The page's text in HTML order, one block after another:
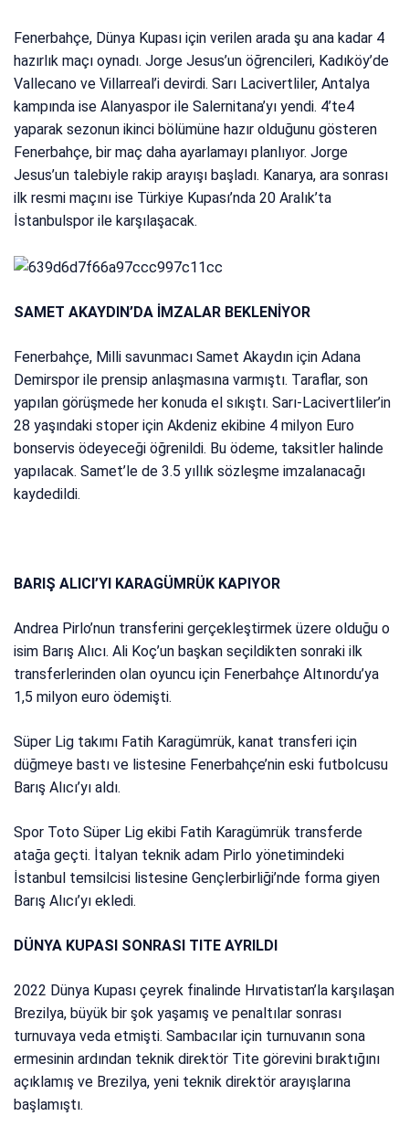
Fenerbahçe, Dünya Kupası için verilen arada şu ana kadar 4
hazırlık maçı oynadı. Jorge Jesus’un öğrencileri, Kadıköy’de
Vallecano ve Villarreal’i devirdi. Sarı Lacivertliler, Antalya
kampında ise Alanyaspor ile Salernitana’yı yendi. 4’te4
yaparak sezonun ikinci bölümüne hazır olduğunu gösteren
Fenerbahçe, bir maç daha ayarlamayı planlıyor. Jorge
Jesus’un talebiyle rakip arayışı başladı. Kanarya, ara sonrası
ilk resmi maçını ise Türkiye Kupası’nda 20 Aralık’ta
İstanbulspor ile karşılaşacak.
SAMET AKAYDIN’DA İMZALAR BEKLENİYOR
Fenerbahçe, Milli savunmacı Samet Akaydın için Adana
Demirspor ile prensip anlaşmasına varmıştı. Taraflar, son
yapılan görüşmede her konuda el sıkıştı. Sarı-Lacivertliler’in
28 yaşındaki stoper için Akdeniz ekibine 4 milyon Euro
bonservis ödeyeceği öğrenildi. Bu ödeme, taksitler halinde
yapılacak. Samet’le de 3.5 yıllık sözleşme imzalanacağı
kaydedildi.
BARIŞ ALICI’YI KARAGÜMRÜK KAPIYOR
Andrea Pirlo’nun transferini gerçekleştirmek üzere olduğu o
isim Barış Alıcı. Ali Koç’un başkan seçildikten sonraki ilk
transferlerinden olan oyuncu için Fenerbahçe Altınordu’ya
1,5 milyon euro ödemişti.
Süper Lig takımı Fatih Karagümrük, kanat transferi için
düğmeye bastı ve listesine Fenerbahçe’nin eski futbolcusu
Barış Alıcı’yı aldı.
Spor Toto Süper Lig ekibi Fatih Karagümrük transferde
atağa geçti. İtalyan teknik adam Pirlo yönetimindeki
İstanbul temsilcisi listesine Gençlerbirliği’nde forma giyen
Barış Alıcı’yı ekledi.
DÜNYA KUPASI SONRASI TITE AYRILDI
2022 Dünya Kupası çeyrek finalinde Hırvatistan’la karşılaşan
Brezilya, büyük bir şok yaşamış ve penaltılar sonrası
turnuvaya veda etmişti. Sambacılar için turnuvanın sona
ermesinin ardından teknik direktör Tite görevini bıraktığını
açıklamış ve Brezilya, yeni teknik direktör arayışlarına
başlamıştı.